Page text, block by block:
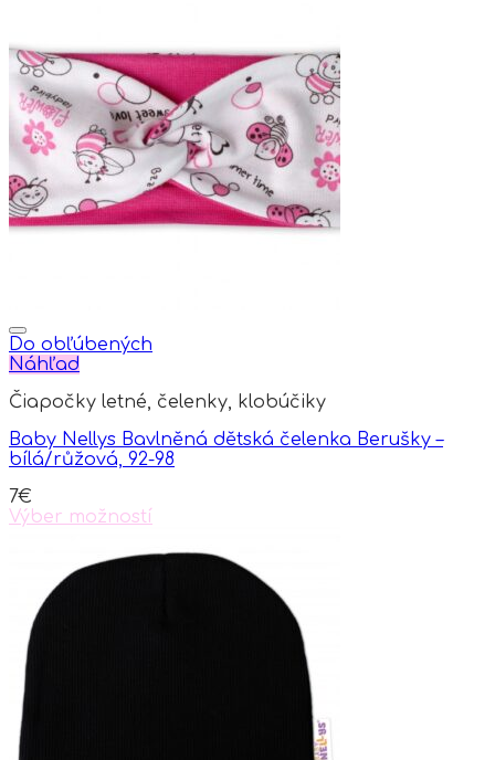
multiple
variants.
The
options
may
be
chosen
on
the
product
Do obľúbených
Náhľad
Čiapočky letné, čelenky, klobúčiky
Baby Nellys Bavlněná dětská čelenka Berušky –
bílá/růžová, 92-98
7€
Výber možností
multiple
variants.
The
options
may
be
chosen
on
the